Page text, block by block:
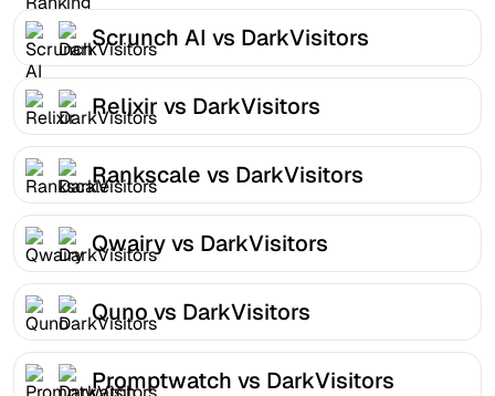
Scrunch AI vs DarkVisitors
Relixir vs DarkVisitors
Rankscale vs DarkVisitors
Qwairy vs DarkVisitors
Quno vs DarkVisitors
Promptwatch vs DarkVisitors